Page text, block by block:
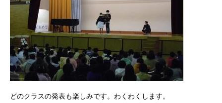
どのクラスの発表も楽しみです。わくわくします。